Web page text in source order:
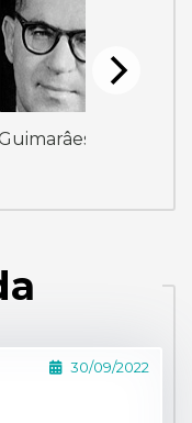
Amado
30/09/2022